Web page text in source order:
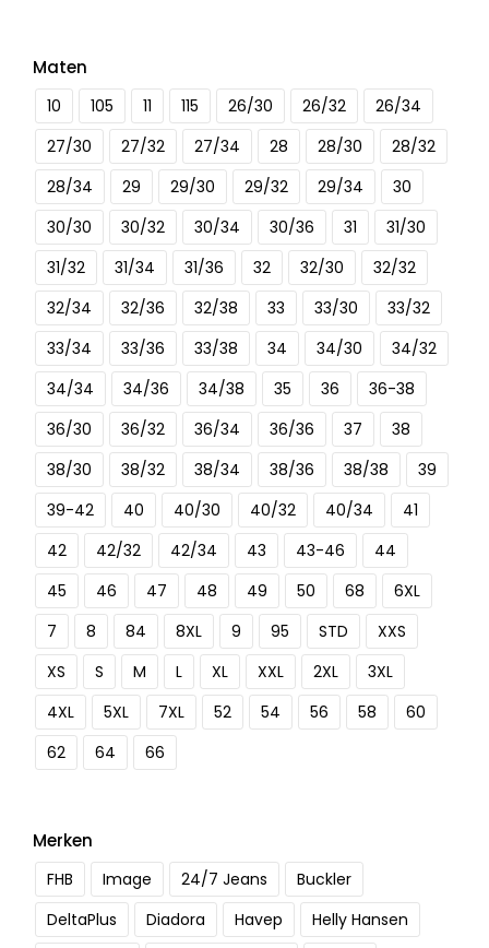
Maten
10 105 11 115 26/30 26/32
26/34
27/30
27/32 27/34 28 28/30
28/32
28/34
29 29/30 29/32 29/34
30
30/30
30/32 30/34 30/36 31
31/30
31/32
31/34 31/36 32 32/30
32/32
32/34
32/36 32/38 33 33/30
33/32
33/34
33/36 33/38 34 34/30
34/32
34/34
34/36 34/38 35 36
36-38
36/30
36/32 36/34 36/36 37
38
38/30
38/32 38/34 38/36 38/38
39
39-42
40 40/30 40/32 40/34
41
42
42/32 42/34 43 43-46
44
45
46 47 48 49 50 68
6XL
7
8 84 8XL 9 95 STD
XXS
XS
S M L XL XXL 2XL
3XL
4XL
5XL 7XL 52 54 56 58
60
62
64 66
Merken
FHB Image 24/7 Jeans
Buckler
DeltaPlus
Diadora Havep
Helly Hansen